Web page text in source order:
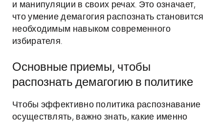
и манипуляции в своих речах. Это означает,
что умение демагогия распознать становится
необходимым навыком современного
избирателя.
Основные приемы, чтобы
распознать демагогию в политике
Чтобы эффективно политика распознавание
осуществлять, важно знать, какие именно